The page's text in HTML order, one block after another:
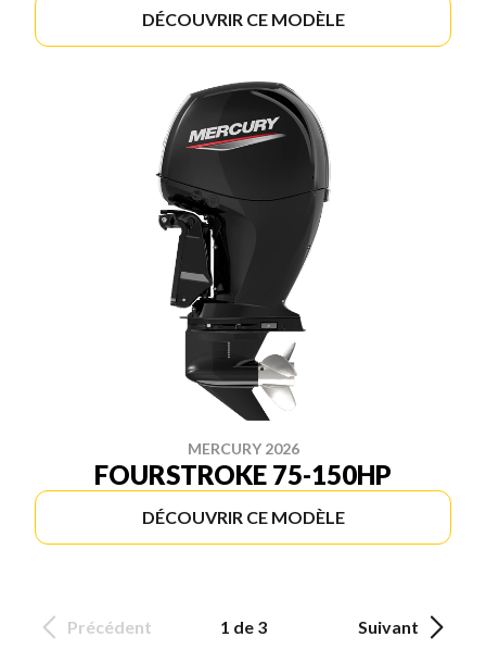
DÉCOUVRIR CE MODÈLE
MERCURY 2026
FOURSTROKE 75-150HP
DÉCOUVRIR CE MODÈLE
Précédent 1 de 3 Suivant